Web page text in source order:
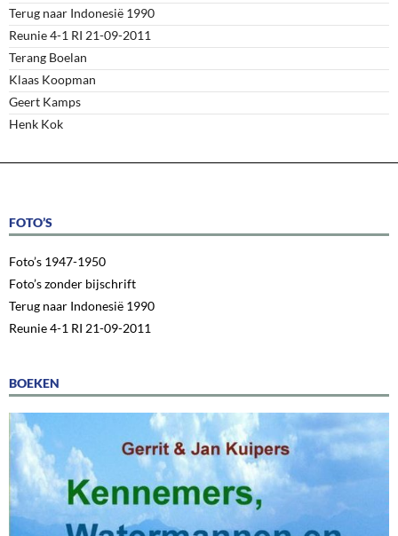
Terug naar Indonesië 1990
Reunie 4-1 RI 21-09-2011
Terang Boelan
Klaas Koopman
Geert Kamps
Henk Kok
FOTO’S
Foto’s 1947-1950
Foto’s zonder bijschrift
Terug naar Indonesië 1990
Reunie 4-1 RI 21-09-2011
BOEKEN